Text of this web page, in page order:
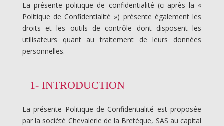
La présente politique de confidentialité (ci-après la «
Politique de Confidentialité ») présente également les
droits et les outils de contrôle dont disposent les
utilisateurs quant au traitement de leurs données
personnelles.
1- INTRODUCTION
La présente Politique de Confidentialité est proposée
par la société Chevalerie de la Bretèque, SAS au capital